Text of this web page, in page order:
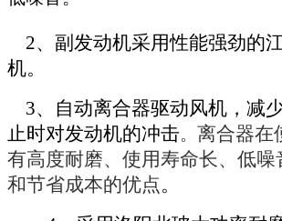
2、副发动机采用性能强劲的
机。
3、自动离合器驱动风机，减
止时对发动机的冲击。 离合器在
有高度耐磨、使用寿命长、低噪
和节省成本的优点。